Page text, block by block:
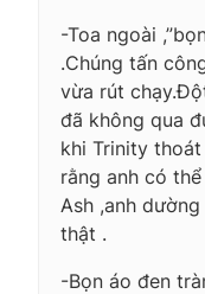
-Toa ngoài
.Chúng tấn
vừa rút
đã không qua
khi Trinity
rằng anh có
Ash ,anh
thật .
-Bọn áo đen